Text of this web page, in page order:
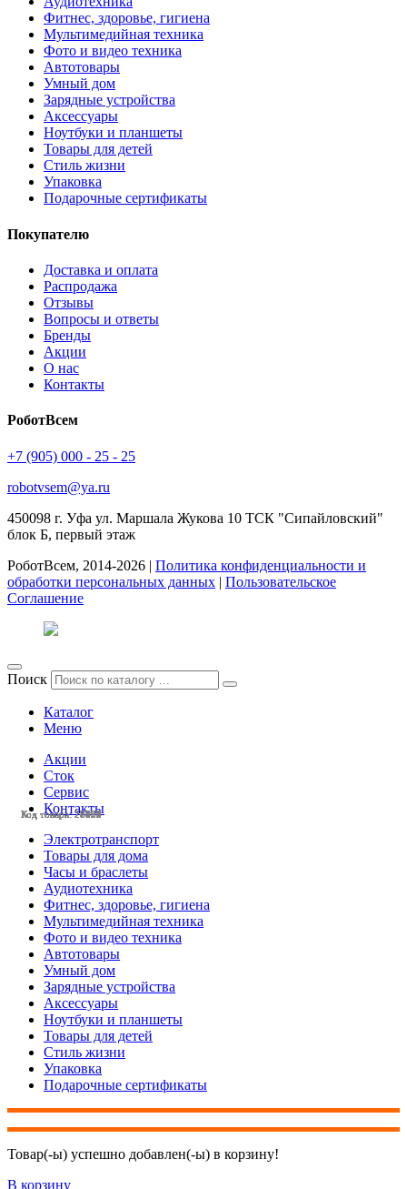
Код товара: 28428
Код товара: 28425
Код товара: 28424
Код товара: 28423
Код товара: 28377
Код товара: 28375
Код товара: 28132
Код товара: 28131
Код товара: 27803
Код товара: 27799
Код товара: 27798
Код товара: 27633
Фитнес, здоровье, гигиена
Мультимедийная техника
Фото и видео техника
Автотовары
Умный дом
Зарядные устройства
Аксессуары
Ноутбуки и планшеты
Товары для детей
Стиль жизни
Упаковка
Подарочные сертификаты
Покупателю
Доставка и оплата
Распродажа
Отзывы
Вопросы и ответы
Бренды
Акции
О нас
Контакты
РоботВсем
+7 (905) 000 - 25 - 25
robotvsem@ya.ru
450098 г. Уфа ул. Маршала Жукова 10 ТСК "Сипайловский"
блок Б, первый этаж
РоботВсем, 2014-2026 | Политика конфиденциальности и
обработки персональных данных | Пользовательское
Соглашение
Поиск
Каталог
Меню
Акции
Сток
Сервис
Контакты
Электротранспорт
Товары для дома
Часы и браслеты
Аудиотехника
Фитнес, здоровье, гигиена
Мультимедийная техника
Фото и видео техника
Автотовары
Умный дом
Зарядные устройства
Аксессуары
Ноутбуки и планшеты
Товары для детей
Стиль жизни
Упаковка
Подарочные сертификаты
Товар(-ы) успешно добавлен(-ы) в корзину!
В корзину